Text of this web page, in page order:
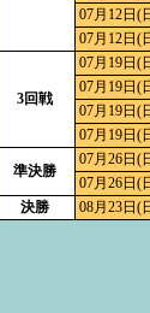
07月12日(
07月12日(
3回戦
07月19日(
07月19日(
07月19日(
07月19日(
準決勝
07月26日(
07月26日(
決勝
08月23日(